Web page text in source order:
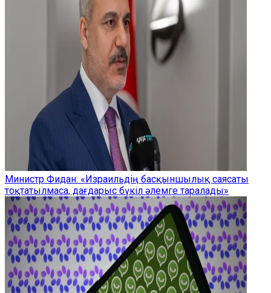
Министр Фидан: «Израильдің басқыншылық саясаты
тоқтатылмаса, дағдарыс бүкіл әлемге таралады»